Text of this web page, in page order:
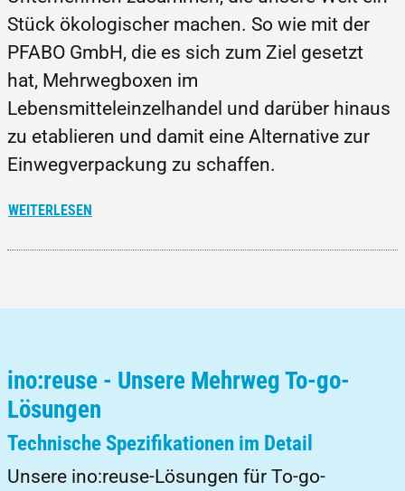
Stück ökologischer machen. So wie mit der
PFABO GmbH, die es sich zum Ziel gesetzt
hat, Mehrwegboxen im
Lebensmitteleinzelhandel und darüber hinaus
zu etablieren und damit eine Alternative zur
Einwegverpackung zu schaffen.
WEITERLESEN
ino:reuse - Unsere Mehrweg To-go-
Lösungen
Technische Spezifikationen im Detail
Unsere ino:reuse-Lösungen für To-go-